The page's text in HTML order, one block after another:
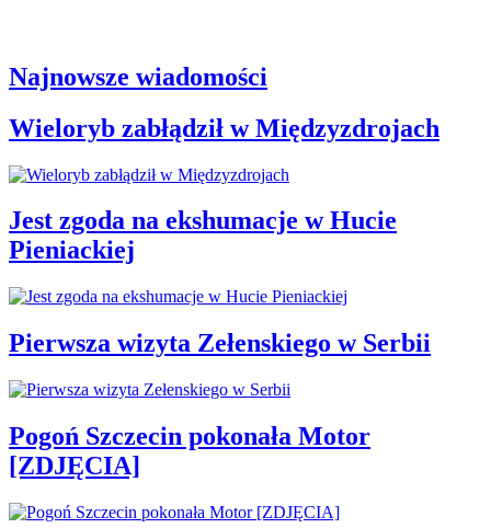
Najnowsze wiadomości
Wieloryb zabłądził w Międzyzdrojach
Jest zgoda na ekshumacje w Hucie
Pieniackiej
Pierwsza wizyta Zełenskiego w Serbii
Pogoń Szczecin pokonała Motor
[ZDJĘCIA]